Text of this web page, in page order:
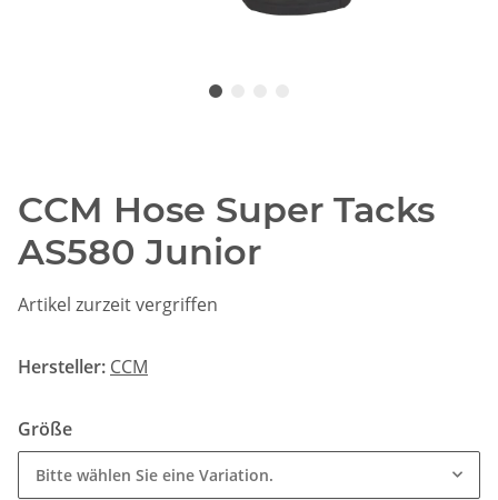
CCM Hose Super Tacks
AS580 Junior
Artikel zurzeit vergriffen
Hersteller: CCM
Größe
Bitte wählen Sie eine Variation.